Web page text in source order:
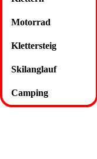
Motorrad
Klettersteig
Skilanglauf
Camping